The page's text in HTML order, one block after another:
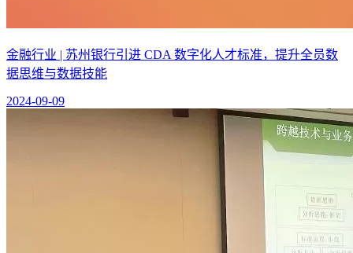
金融行业 | 苏州银行引进 CDA 数字化人才标准，提升全员数
据思维与数据技能
2024-09-09